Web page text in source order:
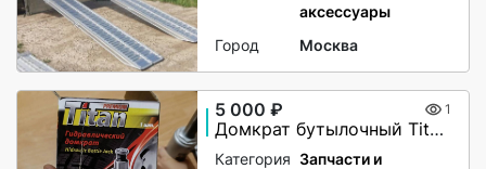
аксессуары
Город
Москва
5 000 ₽ 1
Домкрат бутылочный Titan 4т (180 — 350 мм)
Категория Запчасти и